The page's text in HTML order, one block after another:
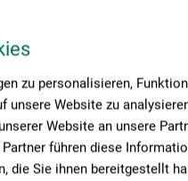
zu personalisieren,
unsere Website zu
Website an unsere
führen diese
die Sie ihnen bereitgestellt
Herstellers zu diesem